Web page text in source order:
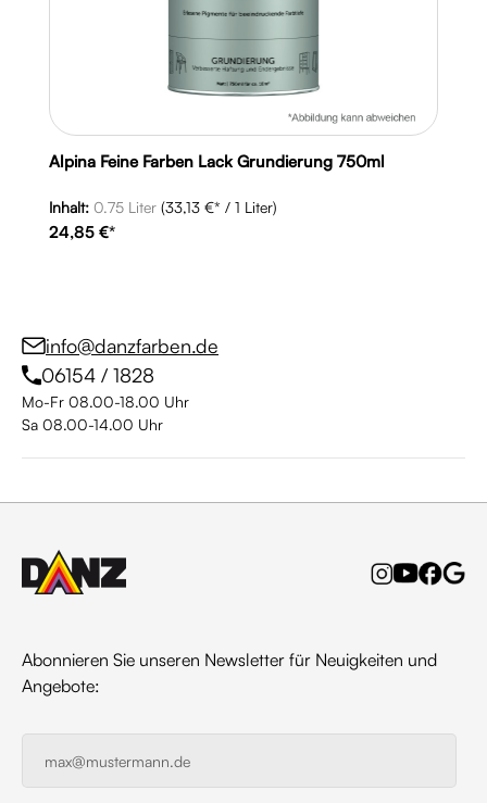
Alpina Feine Farben Lack Grundierung 750ml
Inhalt: 0.75 Liter (33,13 €* / 1 Liter)
24,85 €*
info@danzfarben.de
06154 / 1828
Mo-Fr 08.00-18.00 Uhr
Sa 08.00-14.00 Uhr
Abonnieren Sie unseren Newsletter für Neuigkeiten und
Angebote: